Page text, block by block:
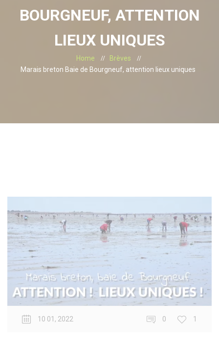
BOURGNEUF, ATTENTION
LIEUX UNIQUES
Home
Brèves
Marais breton Baie de Bourgneuf, attention lieux uniques
10 01, 2022 0 1